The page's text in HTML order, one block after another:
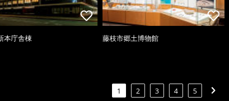
本庁舎棟 藤枝市郷土博物館
1 2 3 4 5